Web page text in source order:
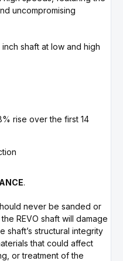
uncompromising
shaft at low and high
rise over the first 14
.
never be sanded or
REVO shaft will damage
shaft’s structural integrity
that could affect
or treatment of the